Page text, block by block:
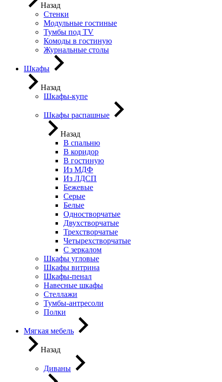
Назад
Стенки
Модульные гостиные
Тумбы под ТV
Комоды в гостиную
Журнальные столы
Шкафы
Назад
Шкафы-купе
Шкафы распашные
Назад
В спальню
В коридор
В гостиную
Из МДФ
Из ЛДСП
Бежевые
Серые
Белые
Одностворчатые
Двухстворчатые
Трехстворчатые
Четырехстворчатые
С зеркалом
Шкафы угловые
Шкафы витрина
Шкафы-пенал
Навесные шкафы
Стеллажи
Тумбы-антресоли
Полки
Мягкая мебель
Назад
Диваны